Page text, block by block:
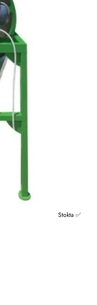
Stokta ✅